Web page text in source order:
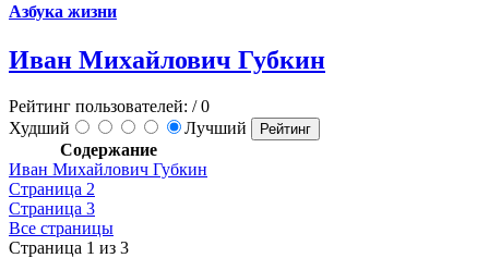
Азбука жизни
Иван Михайлович Губкин
Рейтинг пользователей: / 0
Худший
Лучший
Содержание
Иван Михайлович Губкин
Страница 2
Страница 3
Все страницы
Страница 1 из 3